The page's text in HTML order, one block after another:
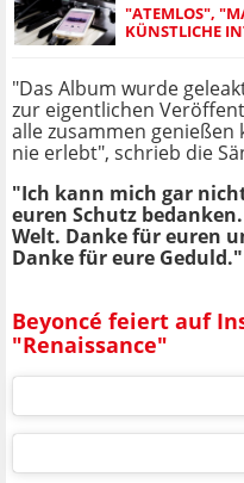
"ATEMLOS",
KÜNSTLICHE
"Das Album wurde
zur eigentlichen
alle zusammen genießen
nie erlebt", schrieb die
"Ich kann mich gar
euren Schutz
Welt. Danke für euren
Danke für eure Geduld."
Beyoncé feiert auf
"Renaissance"